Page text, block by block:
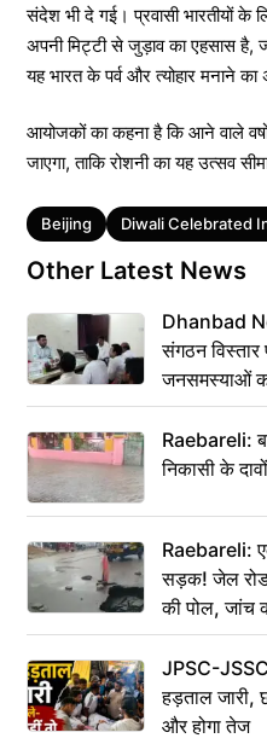
संदेश भी दे गई। प्रवासी भारतीयों के
अपनी मिट्टी से जुड़ाव का एहसास है,
यह भारत के पर्व और त्योहार मनाने
आयोजकों का कहना है कि आने वाले
जाएगा, ताकि रोशनी का यह उत्सव
Tags
Beijing Diwali Celebrated
Other Latest News
Dhanbad
संगठन
जनसमस्याओं
Raebareli:
निकासी के
Raebareli:
सड़क! जेल रोड
की पोल, जांच
JPSC-JSSC
हड़ताल जारी,
और होगा तेज